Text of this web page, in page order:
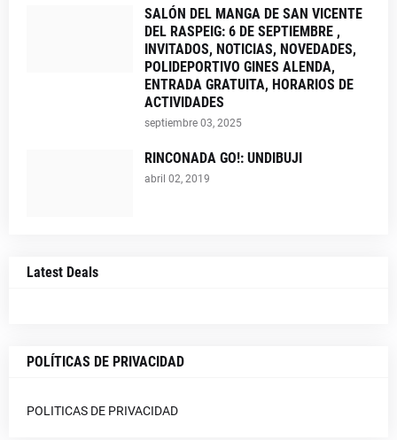
SALÓN DEL MANGA DE SAN VICENTE
DEL RASPEIG: 6 DE SEPTIEMBRE ,
INVITADOS, NOTICIAS, NOVEDADES,
POLIDEPORTIVO GINES ALENDA,
ENTRADA GRATUITA, HORARIOS DE
ACTIVIDADES
septiembre 03, 2025
RINCONADA GO!: UNDIBUJI
abril 02, 2019
Latest Deals
POLÍTICAS DE PRIVACIDAD
POLITICAS DE PRIVACIDAD